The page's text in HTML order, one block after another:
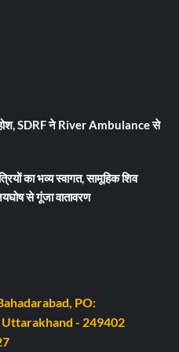
SDRF ने River Ambulance से
का भव्य स्वागत, सामूहिक शिव
से गूंजा वातावरण
PO:
- 249402